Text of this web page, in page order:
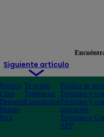
Siguiente artículo
Política
Lima
Deportes
Mundo
Perú
Te ayudo
Tendencias
Espectáculos
Política de
Términos y
Términos y
aplicación
Términos y
APP